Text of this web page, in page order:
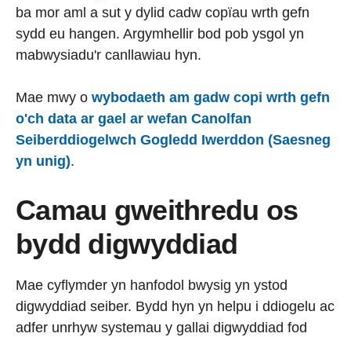
ba mor aml a sut y dylid cadw copïau wrth gefn
sydd eu hangen. Argymhellir bod pob ysgol yn
mabwysiadu'r canllawiau hyn.
Mae mwy o wybodaeth am gadw copi wrth gefn
o'ch data ar gael ar wefan Canolfan
Seiberddiogelwch Gogledd Iwerddon (Saesneg
yn unig).
Camau gweithredu os
bydd digwyddiad
Mae cyflymder yn hanfodol bwysig yn ystod
digwyddiad seiber. Bydd hyn yn helpu i ddiogelu ac
adfer unrhyw systemau y gallai digwyddiad fod